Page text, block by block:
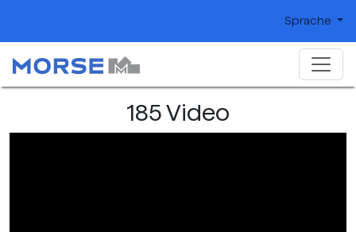
Sprache
185 Video